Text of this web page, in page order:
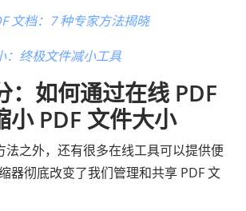
文档：7 种专家方法揭晓
：终极文件减小工具
：如何通过在线 PDF
小 PDF 文件大小
法之外，还有很多在线工具可以提供便
器彻底改变了我们管理和共享 PDF 文